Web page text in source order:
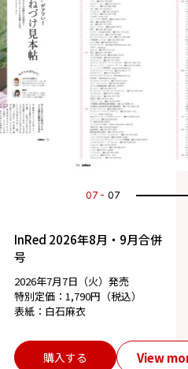
07 07
InRed 2026年8月・9月合併
号
2026年7月7日（火）発売
特別定価：1,790円（税込）
表紙：白石麻衣
購入する View